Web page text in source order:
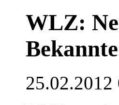
WLZ:
Bekannte
25.02.2012